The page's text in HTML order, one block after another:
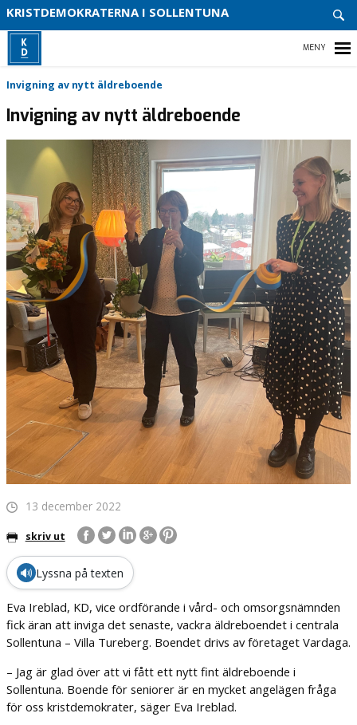
KRISTDEMOKRATERNA I SOLLENTUNA
DIG
HEM
ENGAGERA DIG
KALENDARIUM
MEDIA
VÅR PARTIAVDELNING
VÅR POLITIK
Invigning av nytt äldreboende
Invigning av nytt äldreboende
13 december 2022
skriv ut
🔊 Lyssna på texten
Eva Ireblad, KD, vice ordförande i vård- och omsorgsnämnden
fick äran att inviga det senaste, vackra äldreboendet i centrala
Sollentuna – Villa Tureberg. Boendet drivs av företaget Vardaga.
– Jag är glad över att vi fått ett nytt fint äldreboende i
Sollentuna. Boende för seniorer är en mycket angelägen fråga
för oss kristdemokrater, säger Eva Ireblad.